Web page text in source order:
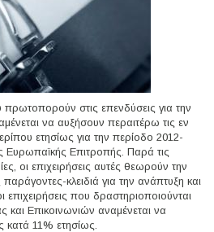
πρωτοπορούν στις επενδύσεις για την
να αυξήσουν περαιτέρω τις εν
ετησίως για την περίοδο 2012-
Επιτροπής. Παρά τις
οι επιχειρήσεις αυτές θεωρούν την
κλειδιά για την ανάπτυξη και
επιχειρήσεις που δραστηριοποιούνται
και Επικοινωνιών αναμένεται να
κατά 11% ετησίως.